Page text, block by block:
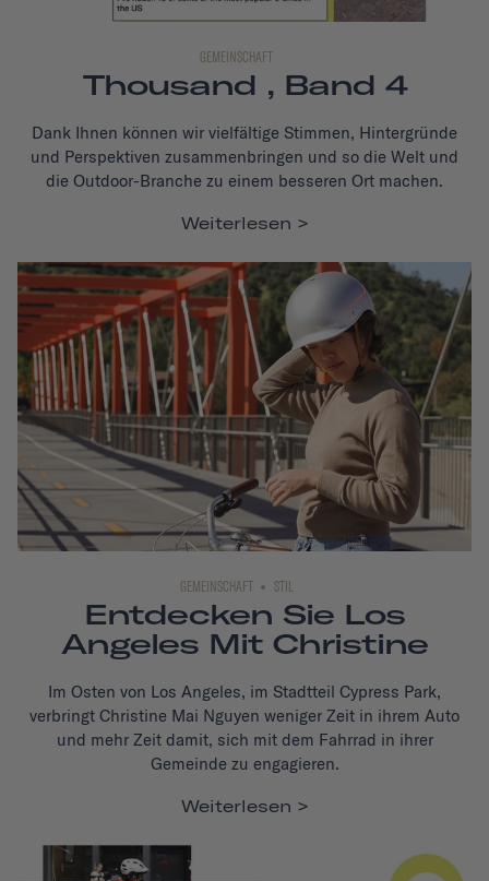
GEMEINSCHAFT
Thousand , Band 4
Dank Ihnen können wir vielfältige Stimmen, Hintergründe
und Perspektiven zusammenbringen und so die Welt und
die Outdoor-Branche zu einem besseren Ort machen.
Weiterlesen
GEMEINSCHAFT STIL
Entdecken Sie Los
Angeles Mit Christine
Im Osten von Los Angeles, im Stadtteil Cypress Park,
verbringt Christine Mai Nguyen weniger Zeit in ihrem Auto
und mehr Zeit damit, sich mit dem Fahrrad in ihrer
Gemeinde zu engagieren.
Weiterlesen